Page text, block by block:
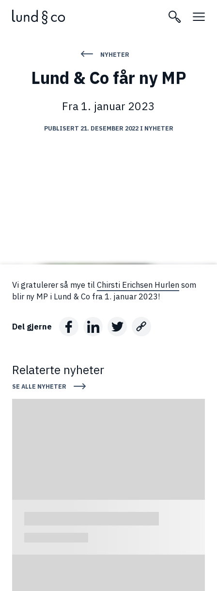
NYHETER
Lund & Co får ny MP
Fra 1. januar 2023
PUBLISERT 21. DESEMBER 2022I NYHETER
Vi gratulerer så mye tilChirsti Erichsen Hurlensom
blir ny MP i Lund & Co fra 1. januar 2023!
Del gjerne
Relaterte nyheter
SE ALLE NYHETER